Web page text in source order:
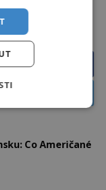
Co Američané